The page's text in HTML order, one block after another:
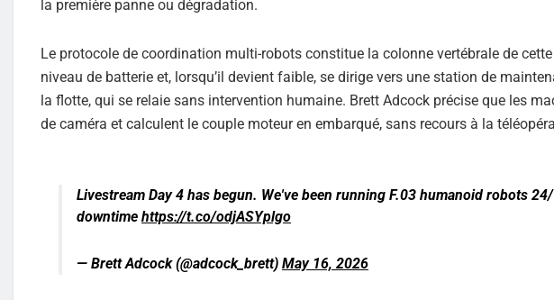
la première panne ou dégradation.
Le protocole de coordination multi-robots constitue la colonne vertébrale de
niveau de batterie et, lorsqu’il devient faible, se dirige vers une station de
la flotte, qui se relaie sans intervention humaine. Brett Adcock précise que les
de caméra et calculent le couple moteur en embarqué, sans recours à la
Livestream Day 4 has begun. We've been running F.03 humanoid robots
downtime https://t.co/odjASYplgo
— Brett Adcock (@adcock_brett) May 16, 2026